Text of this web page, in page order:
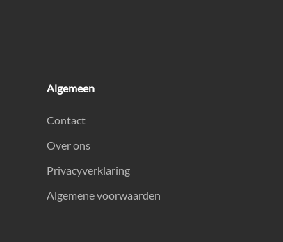
Algemeen
Contact
Over ons
Privacyverklaring
Algemene voorwaarden